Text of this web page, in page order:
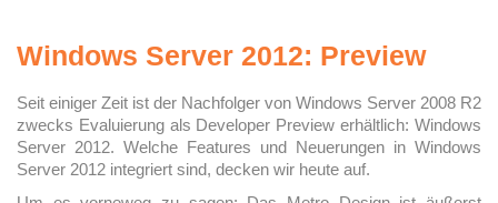
Windows Server 2012: Preview
Seit einiger Zeit ist der Nachfolger von Windows Server 2008 R2
zwecks Evaluierung als Developer Preview erhältlich: Windows
Server 2012. Welche Features und Neuerungen in Windows
Server 2012 integriert sind, decken wir heute auf.